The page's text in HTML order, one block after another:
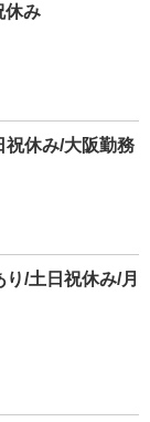
休み
祝休み/大阪勤務
/土日祝休み/月